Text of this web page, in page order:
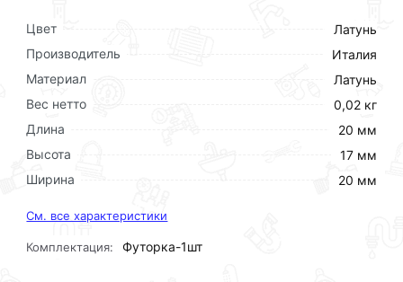
Цвет
Латунь
Производитель
Италия
Материал
Латунь
Вес нетто
0,02 кг
Длина
20 мм
Высота
17 мм
Ширина
20 мм
См. все характеристики
Комплектация: Футорка-1шт